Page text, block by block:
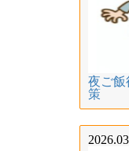
夜ご飯
策